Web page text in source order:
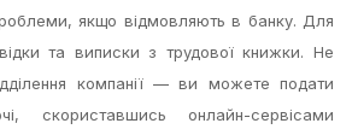
якщо відмовляють в банку. Для
та виписки з трудової книжки. Не
компанії — ви можете подати
скориставшись онлайн-сервісами